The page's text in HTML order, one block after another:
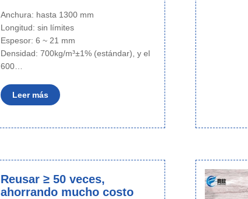
Anchura: hasta 1300 mm
Longitud: sin límites
Espesor: 6 ~ 21 mm
Densidad: 700kg/m³±1% (estándar), y el
600…
Leer más
Reusar ≥ 50 veces,
ahorrando mucho costo